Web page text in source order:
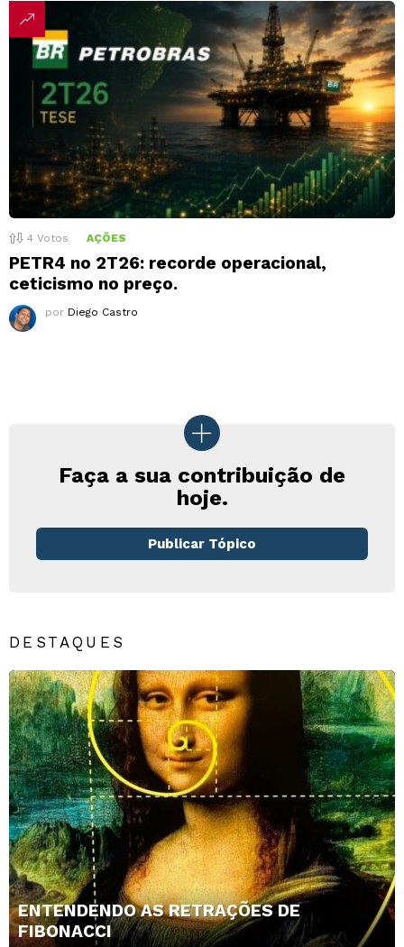
4 Votos AÇÕES
PETR4 no 2T26: recorde operacional,
ceticismo no preço.
por Diego Castro
Faça a sua contribuição de
hoje.
Publicar Tópico
DESTAQUES
ENTENDENDO AS RETRAÇÕES DE
FIBONACCI